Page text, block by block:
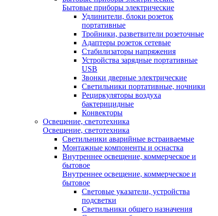
Бытовые приборы электрические
Удлинители, блоки розеток
портативные
Тройники, разветвители розеточные
Адаптеры розеток сетевые
Стабилизаторы напряжения
Устройства зарядные портативные
USB
Звонки дверные электрические
Светильники портативные, ночники
Рециркуляторы воздуха
бактерицидные
Конвекторы
Освещение, светотехника
Освещение, светотехника
Светильники аварийные встраиваемые
Монтажные компоненты и оснастка
Внутреннее освещение, коммерческое и
бытовое
Внутреннее освещение, коммерческое и
бытовое
Световые указатели, устройства
подсветки
Светильники общего назначения